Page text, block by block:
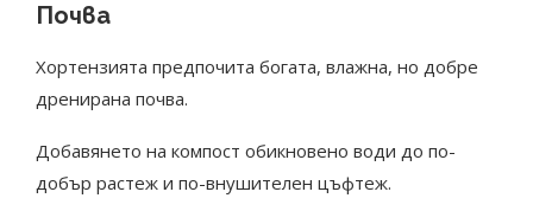
Почва
Хортензията предпочита богата, влажна, но добре
дренирана почва.
Добавянето на компост обикновено води до по-
добър растеж и по-внушителен цъфтеж.